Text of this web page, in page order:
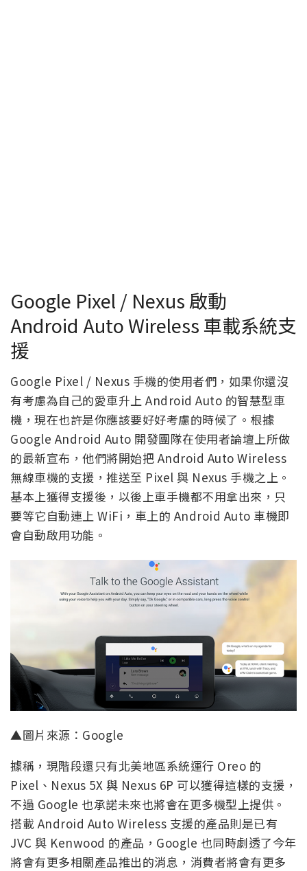
Google Pixel / Nexus 啟動
Android Auto Wireless 車載系統支
援
Google Pixel / Nexus 手機的使用者們，如果你還沒
有考慮為自己的愛車升上 Android Auto 的智慧型車
機，現在也許是你應該要好好考慮的時候了。根據
Google Android Auto 開發團隊在使用者論壇上所做
的最新宣布，他們將開始把 Android Auto Wireless
無線車機的支援，推送至 Pixel 與 Nexus 手機之上。
基本上獲得支援後，以後上車手機都不用拿出來，只
要等它自動連上 WiFi，車上的 Android Auto 車機即
會自動啟用功能。
▲圖片來源：Google
據稱，現階段還只有北美地區系統運行 Oreo 的
Pixel、Nexus 5X 與 Nexus 6P 可以獲得這樣的支援，
不過 Google 也承諾未來也將會在更多機型上提供。
搭載 Android Auto Wireless 支援的產品則是已有
JVC 與 Kenwood 的產品，Google 也同時劇透了今年
將會有更多相關產品推出的消息，消費者將會有更多